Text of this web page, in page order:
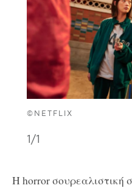
©NETFLIX
1/1
Η horror σουρεαλιστική